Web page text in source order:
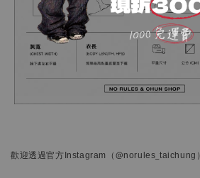
歡迎透過官方Instagram （@norules_taichung）